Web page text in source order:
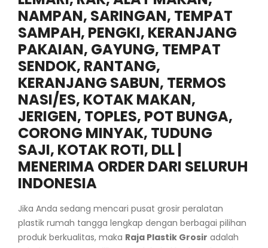
NAMPAN, SARINGAN, TEMPAT
SAMPAH, PENGKI, KERANJANG
PAKAIAN, GAYUNG, TEMPAT
SENDOK, RANTANG,
KERANJANG SABUN, TERMOS
NASI/ES, KOTAK MAKAN,
JERIGEN, TOPLES, POT BUNGA,
CORONG MINYAK, TUDUNG
SAJI, KOTAK ROTI, DLL |
MENERIMA ORDER DARI SELURUH
INDONESIA
Jika Anda sedang mencari pusat grosir peralatan
plastik rumah tangga lengkap dengan berbagai pilihan
produk berkualitas, maka Raja Plastik Grosir adalah